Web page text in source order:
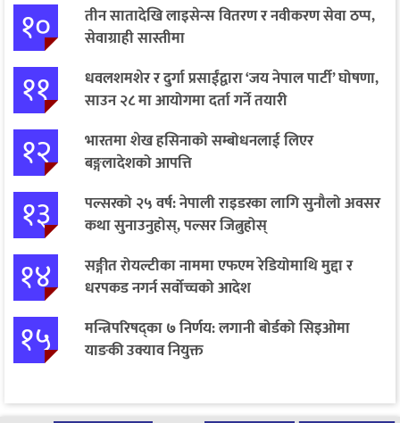
१०
तीन सातादेखि लाइसेन्स वितरण र नवीकरण सेवा ठप्प,
सेवाग्राही सास्तीमा
११
धवलशमशेर र दुर्गा प्रसाईंद्वारा ‘जय नेपाल पार्टी’ घोषणा,
साउन २८ मा आयोगमा दर्ता गर्ने तयारी
१२
भारतमा शेख हसिनाको सम्बोधनलाई लिएर
बङ्गलादेशको आपत्ति
१३
पल्सरको २५ वर्ष: नेपाली राइडरका लागि सुनौलो अवसर
कथा सुनाउनुहोस्, पल्सर जित्नुहोस्
१४
सङ्गीत रोयल्टीका नाममा एफएम रेडियोमाथि मुद्दा र
धरपकड नगर्न सर्वोच्चको आदेश
१५
मन्त्रिपरिषद्का ७ निर्णय: लगानी बोर्डको सिइओमा
याङकी उक्याव नियुक्त